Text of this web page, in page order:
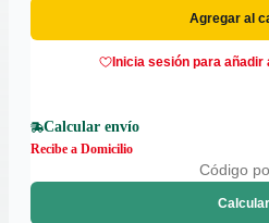
Agregar al
Inicia sesión para añadir
Calcular envío
Recibe a Domicilio
Calcular